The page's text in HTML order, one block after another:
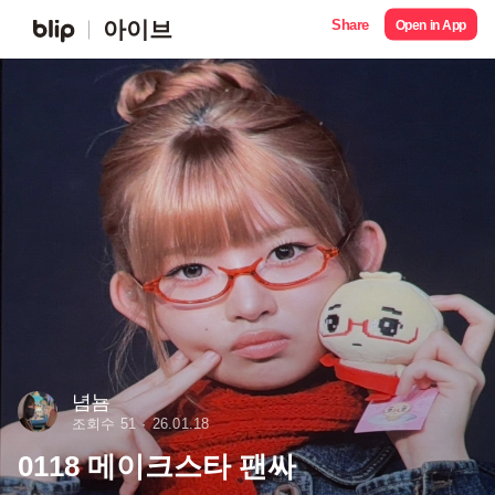
아이브 Share Open in App
념뇸
조회수 51 26.01.18
0118 메이크스타 팬싸